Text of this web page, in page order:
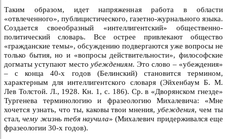
Таким образом, идет напряженная работа в области
«отвлеченного», публицистического, газетно-журнального языка.
Создается своеобразный «интеллигентский» общественно-
политический словарь. Все острее привлекают общество
«гражданские темы», обсуждению подвергаются уже вопросы не
только бытия, но и «вопросы действительности», философские
догматы уступают место убеждениям. Это слово – «убеждения»
– с конца 40-х годов (Белинский) становится термином,
характерным для интеллигентского словаря (Эйхенбаум Б. М.
Лев Толстой. Л., 1928. Кн. 1, с. 186). Ср. в «Дворянском гнезде»
Тургенева терминологию и фразеологию Михалевича: «Мне
хочется узнать, что ты, каковы твои мнения,убеждения, чем ты
стал,чему жизнь тебя научила» (Михалевич придерживался еще
фразеологии 30-х годов).